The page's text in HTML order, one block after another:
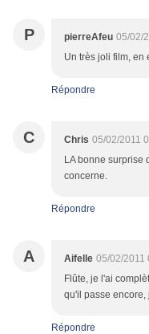
P pierreAfeu 05/02/
Un très joli film, en
Répondre
C Chris 05/02/2011
LA bonne surprise
concerne.
Répondre
A Aifelle 05/02/2011
Flûte, je l'ai
qu'il passe encore,
Répondre